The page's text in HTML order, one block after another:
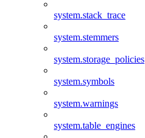
system.stack_trace
system.stemmers
system.storage_policies
system.symbols
system.warnings
system.table_engines